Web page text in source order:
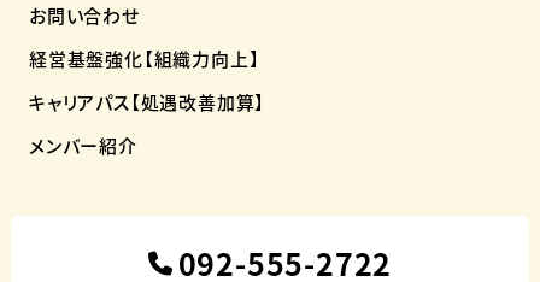
お問い合わせ
経営基盤強化【組織力向上】
キャリアパス【処遇改善加算】
メンバー紹介
092-555-2722